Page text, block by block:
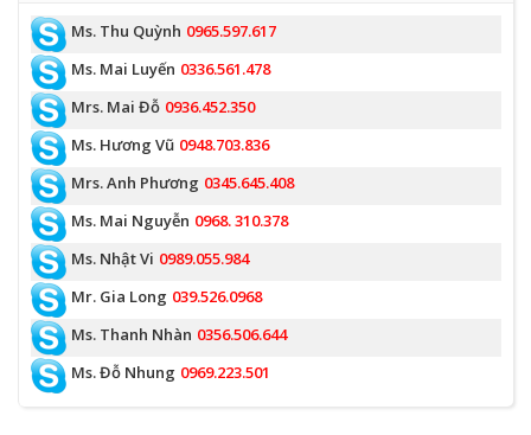
Ms. Thu Quỳnh 0965.597.617
Ms. Mai Luyến 0336.561.478
Mrs. Mai Đỗ 0936.452.350
Ms. Hương Vũ 0948.703.836
Mrs. Anh Phương 0345.645.408
Ms. Mai Nguyễn 0968. 310.378
Ms. Nhật Vi 0989.055.984
Mr. Gia Long 039.526.0968
Ms. Thanh Nhàn 0356.506.644
Ms. Đỗ Nhung 0969.223.501